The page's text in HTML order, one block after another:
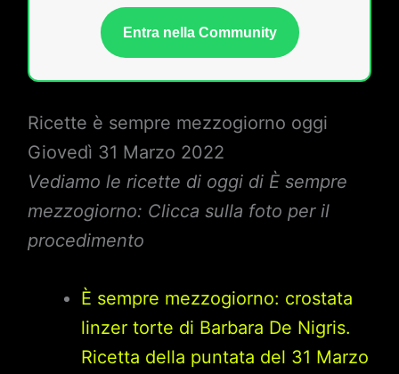
Entra nella Community
Ricette è sempre mezzogiorno oggi
Giovedì 31 Marzo 2022
Vediamo le ricette di oggi di È sempre
mezzogiorno: Clicca sulla foto per il
procedimento
È sempre mezzogiorno: crostata
linzer torte di Barbara De Nigris.
Ricetta della puntata del 31 Marzo